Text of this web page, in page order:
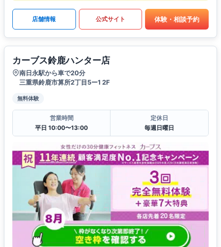
店舗情報 公式サイト 体験・相談予約
カーブス鈴鹿ハンター店
南日永駅から車で20分
三重県鈴鹿市算所2丁目5ー1 2F
無料体験
営業時間
平日 10:00〜13:00
定休日
毎週日曜日